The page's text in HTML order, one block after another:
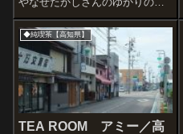
なので、路線図もこんなことに
なってました。かわいいね。安
芸といえば、ぼくは古い人間な
んで「安芸乃島」という関取を
思い出しますが、安芸乃島は広
島の安芸でした。...
◆純喫茶【高知県】
TEA ROOM アミー／高